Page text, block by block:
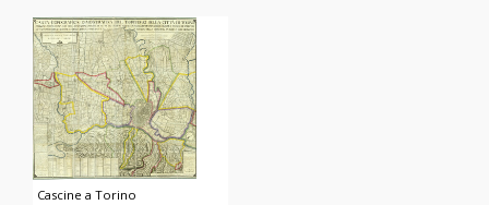
Cascine a Torino